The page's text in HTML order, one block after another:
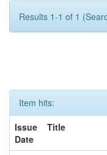
Results 1-1 of 1
Item hits:
Issue
Date
Title